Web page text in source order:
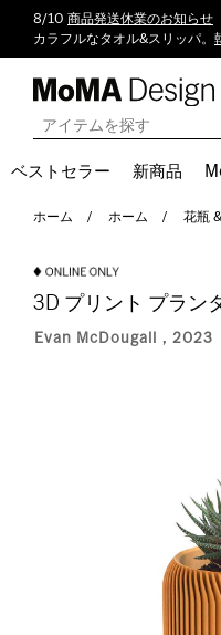
8/10 商品発送休業のお知らせ
カラフルなタオル&スリッパ。
ベストセラー 新商品
ホーム ホーム 花瓶
3D プリント プラン
Evan McDougall，2023